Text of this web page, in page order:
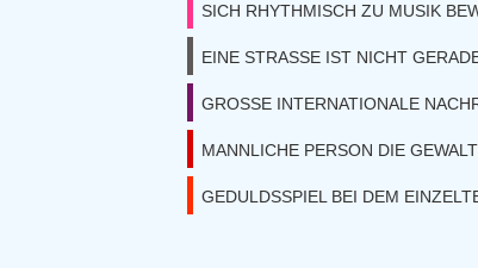
SICH RHYTHMISCH ZU MUSIK
EINE STRASSE IST NICHT
GROSSE INTERNATIONALE
MANNLICHE PERSON DIE
GEDULDSSPIEL BEI DEM